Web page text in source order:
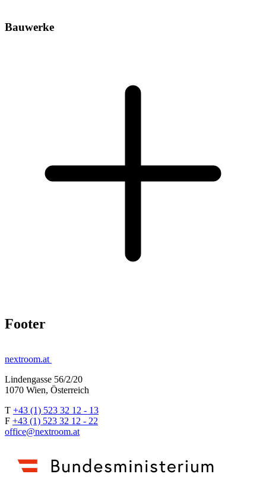
Bauwerke
Footer
nextroom.at
Lindengasse 56/2/20
1070 Wien, Österreich
T +43 (1) 523 32 12 - 13
F +43 (1) 523 32 12 - 22
office@nextroom.at